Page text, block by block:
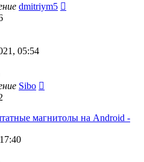
dmitriym5
05:54
Sibo
магнитолы на Android -